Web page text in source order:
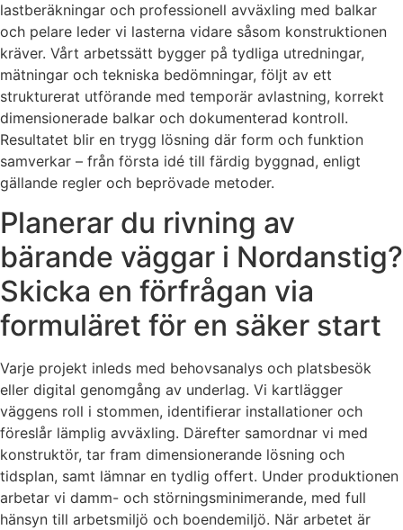
lastberäkningar och professionell avväxling med balkar
och pelare leder vi lasterna vidare såsom konstruktionen
kräver. Vårt arbetssätt bygger på tydliga utredningar,
mätningar och tekniska bedömningar, följt av ett
strukturerat utförande med temporär avlastning, korrekt
dimensionerade balkar och dokumenterad kontroll.
Resultatet blir en trygg lösning där form och funktion
samverkar – från första idé till färdig byggnad, enligt
gällande regler och beprövade metoder.
Planerar du rivning av
bärande väggar i Nordanstig?
Skicka en förfrågan via
formuläret för en säker start
Varje projekt inleds med behovsanalys och platsbesök
eller digital genomgång av underlag. Vi kartlägger
väggens roll i stommen, identifierar installationer och
föreslår lämplig avväxling. Därefter samordnar vi med
konstruktör, tar fram dimensionerande lösning och
tidsplan, samt lämnar en tydlig offert. Under produktionen
arbetar vi damm- och störningsminimerande, med full
hänsyn till arbetsmiljö och boendemiljö. När arbetet är